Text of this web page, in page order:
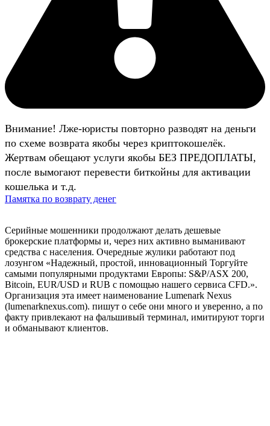
Внимание! Лже-юристы повторно разводят на деньги
по схеме возврата якобы через криптокошелёк.
Жертвам обещают услуги якобы БЕЗ ПРЕДОПЛАТЫ,
после вымогают перевести биткойны для активации
кошелька и т.д.
Памятка по возврату денег
Серийные мошенники продолжают делать дешевые
брокерские платформы и, через них активно выманивают
средства с населения. Очередные жулики работают под
лозунгом «Надежный, простой, инновационный Торгуйте
самыми популярными продуктами Европы: S&P/ASX 200,
Bitcoin, EUR/USD и RUB с помощью нашего сервиса CFD.».
Организация эта имеет наименование Lumenark Nexus
(lumenarknexus.com). пишут о себе они много и уверенно, а по
факту привлекают на фальшивый терминал, имитируют торги
и обманывают клиентов.